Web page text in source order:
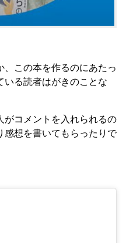
この本を作るのにあたっ
いる読者はがきのことな
がコメントを入れられるの
感想を書いてもらったりで